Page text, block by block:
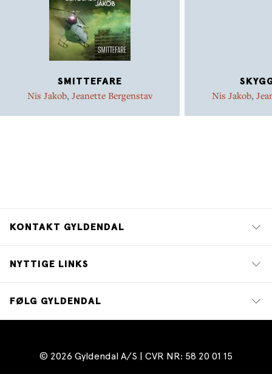
SMITTEFARE
Nis Jakob, Jeanette Bergenstav Nis Jakob,
KONTAKT GYLDENDAL
NYTTIGE LINKS
FØLG GYLDENDAL
© 2026 Gyldendal A/S | CVR NR: 58 20 01 15